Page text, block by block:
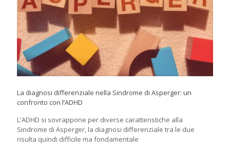
La diagnosi differenziale nella Sindrome di Asperger: un
confronto con l’ADHD
L'ADHD si sovrappone per diverse caratteristiche alla
Sindrome di Asperger, la diagnosi differenziale tra le due
risulta quindi difficile ma fondamentale